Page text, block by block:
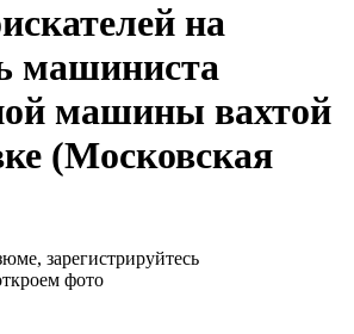
на
машиниста
машины вахтой
(Московская
зарегистрируйтесь
фото